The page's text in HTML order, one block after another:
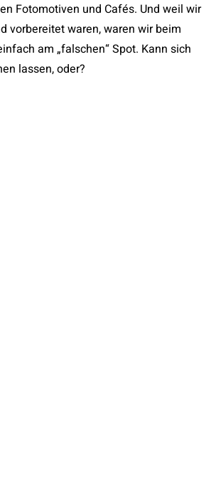
Fotomotiven und Cafés. Und weil wir
vorbereitet waren, waren wir beim
am „falschen“ Spot. Kann sich
lassen, oder?